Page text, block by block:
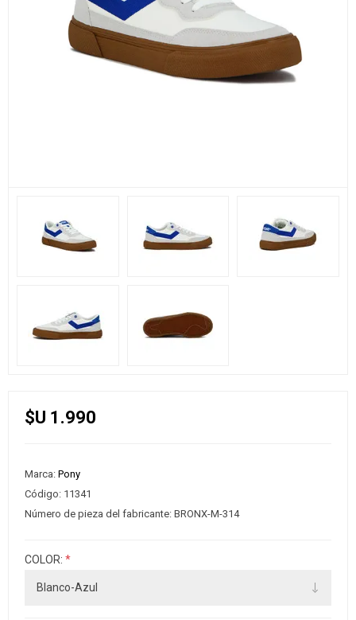
$U 1.990
Marca: Pony
Código: 11341
Número de pieza del fabricante: BRONX-M-314
COLOR: *